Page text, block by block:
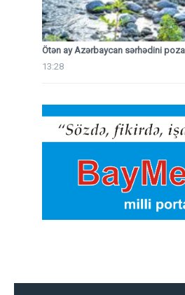
Ötən ay Azərbaycan sərhədini
13:28